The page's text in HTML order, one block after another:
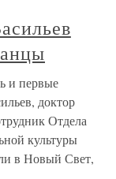
и первые
доктор
Отдела
культуры
в Новый Свет,